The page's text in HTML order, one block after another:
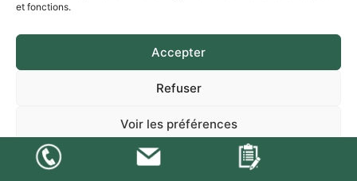
et fonctions.
Accepter
Refuser
Voir les préférences
Politique de cookies Déclaration de confidentialité
CONDITIONS GÉNÉRALES DE VENTE
MENTIONS LÉGALES
© 2018-2025 ALL RIGHTS RESERVED​ SOLEGNO - CRÉATION